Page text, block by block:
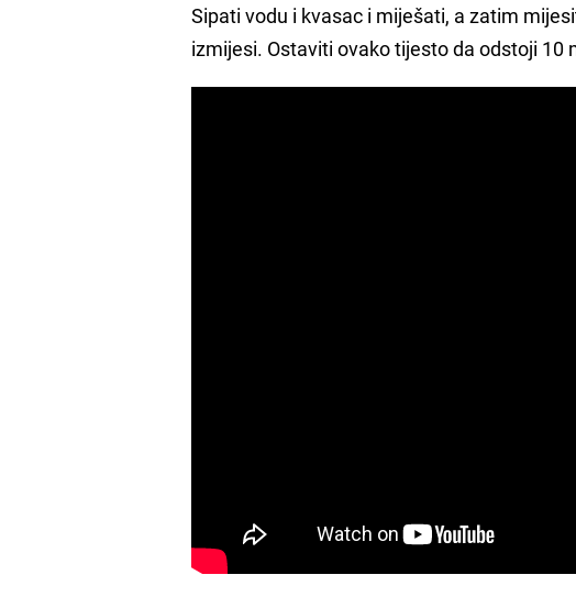
Sipati vodu i kvasac i miješati, a zatim
izmijesi. Ostaviti ovako tijesto da odstoji 10